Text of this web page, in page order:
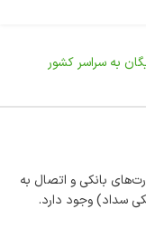
به سراسر کشور
پرداخت در محل
بانکی و اتصال به
سداد) وجود دارد.